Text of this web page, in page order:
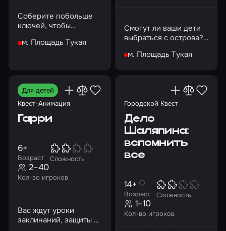
Соберите побольше
ключей, чтобы
клетке с золотом и
м. Площадь Тукая
Смогут ли ваши дети
выбраться с острова?
м. Площадь Тукая
Для детей
Квест-Анимация
Гарри
Возраст
6+
Сложность
Кол-во игроков
2–40
Вас ждут уроки
заклинаний, защиты от
Городской Квест
Дело
Шаляпина:
вспомнить
все
Возраст
14+
Сложность
Кол-во игроков
1–10